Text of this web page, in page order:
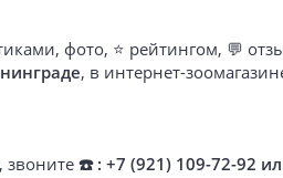
фото, ⭐ рейтингом, 💬
, в интернет-
звоните☎️ : +7 (921) 109-72-92